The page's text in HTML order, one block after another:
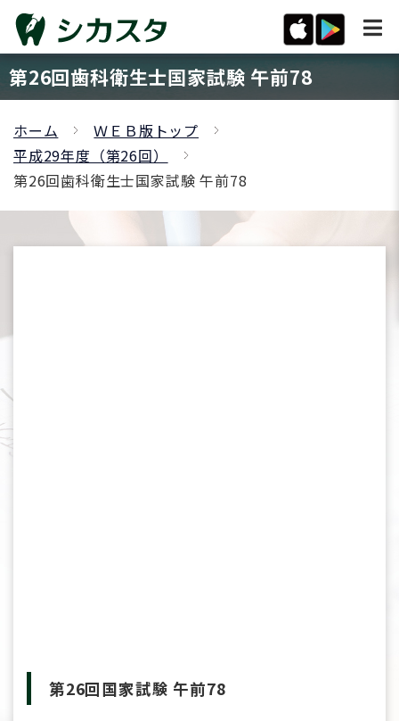
第26回歯科衛生士国家試験 午前78
ホーム
ＷＥＢ版トップ
平成29年度（第26回）
第26回歯科衛生士国家試験 午前78
第26回国家試験 午前78